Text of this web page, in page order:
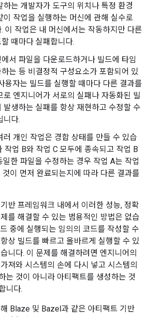
하는 개발자가 도구의 위치나 특정 환경
이 작업을 실행하는 머신에 관해 실수로
이 작업은 내 머신에서는 작동하지만 다른
때마다 실패합니다.
서 파일을 다운로드하거나 빌드에 타임
는 등 비결정적 구성요소가 포함되어 있
용자는 빌드를 실행할 때마다 다른 결과를
로 엔지니어가 서로의 실패나 자동화된 빌
발생하는 실패를 항상 재현하고 수정할 수
니다.
러 개인 작업은 경합 상태를 만들 수 있습
작업 B와 작업 C 모두에 종속되고 작업 B
일한 파일을 수정하는 경우 작업 A는 작업
것이 먼저 완료되는지에 따라 다른 결과를
반 프레임워크 내에서 이러한 성능, 정확
를 해결할 수 있는 범용적인 방법은 없습
중에 실행되는 임의의 코드를 작성할 수
상 빌드를 빠르고 올바르게 실행할 수 있
니다. 이 문제를 해결하려면 엔지니어의
져와 시스템의 손에 다시 넣고 시스템의
는 것이 아니라 아티팩트를 생성하는 것
니다.
Blaze 및 Bazel과 같은 아티팩트 기반